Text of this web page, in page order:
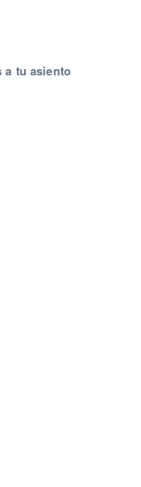
a tu asiento